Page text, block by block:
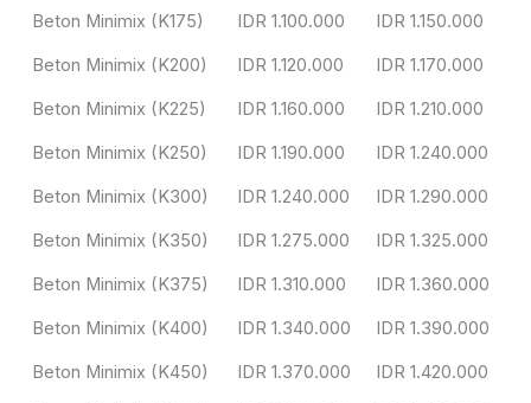
Beton Minimix (K175) IDR 1.100.000 IDR 1.150.000
Beton Minimix (K200) IDR 1.120.000 IDR 1.170.000
Beton Minimix (K225) IDR 1.160.000 IDR 1.210.000
Beton Minimix (K250) IDR 1.190.000 IDR 1.240.000
Beton Minimix (K300) IDR 1.240.000 IDR 1.290.000
Beton Minimix (K350) IDR 1.275.000 IDR 1.325.000
Beton Minimix (K375) IDR 1.310.000 IDR 1.360.000
Beton Minimix (K400) IDR 1.340.000 IDR 1.390.000
Beton Minimix (K450) IDR 1.370.000 IDR 1.420.000